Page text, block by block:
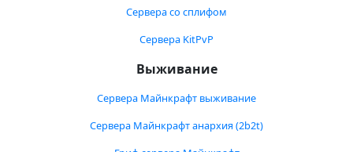
Сервера со сплифом
Сервера KitPvP
Выживание
Сервера Майнкрафт выживание
Сервера Майнкрафт анархия (2b2t)